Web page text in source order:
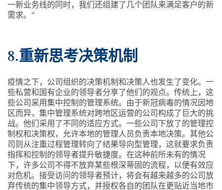
一新业务线的同时，我们还组建了几个团队来满足客户的新
需求。”
8.重新思考决策机制
疫情之下，公司组织的决策机制和决策人也发生了变化。一
些私营和国有企业的领导者分享了他们的观点。传统上，这
些公司采用集中控制的管理系统。由于新冠病毒的情况因地
区而异，集中管理系统对跨地区运营的公司构成了巨大的挑
战。他们采用了不同的适应方式。一些公司下放了的管理控
制权和决策权，允许本地的管理人员负责本地决策。其他公
司则从注重过程管理转向了结果导向型管理，这就要求负责
指挥和控制的领导者提升敏捷度。在这种前所未有的情况
下，许多公司不得不放弃某些根深蒂固的流程，以便有效应
对危机。接受访问的领导者预计，将会有越来越多的公司放
弃传统的集中领导方式，并授权各自的团队在更贴近当地市